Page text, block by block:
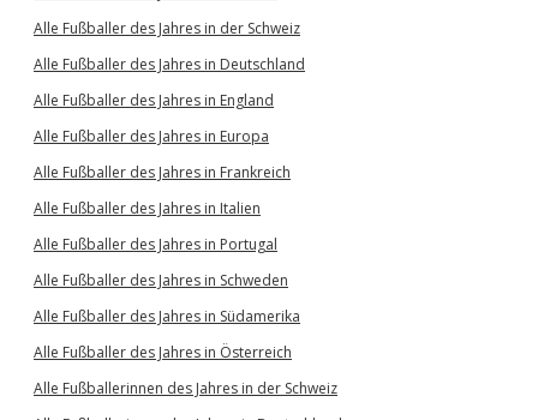
Alle Fußballer des Jahres in der Schweiz
Alle Fußballer des Jahres in Deutschland
Alle Fußballer des Jahres in England
Alle Fußballer des Jahres in Europa
Alle Fußballer des Jahres in Frankreich
Alle Fußballer des Jahres in Italien
Alle Fußballer des Jahres in Portugal
Alle Fußballer des Jahres in Schweden
Alle Fußballer des Jahres in Südamerika
Alle Fußballer des Jahres in Österreich
Alle Fußballerinnen des Jahres in der Schweiz